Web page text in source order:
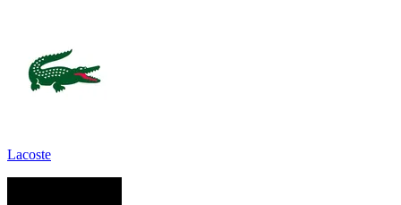
Lacoste